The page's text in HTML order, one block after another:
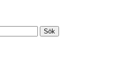
Sök